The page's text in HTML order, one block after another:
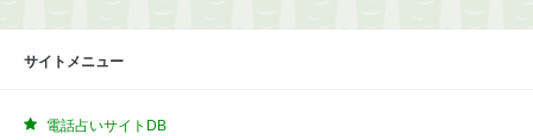
サイトメニュー
電話占いサイトDB